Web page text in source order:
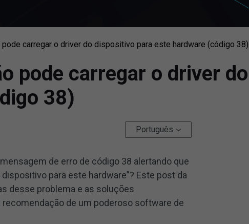
carregar o driver do dispositivo para este hardware (código 38)
pode carregar o driver
38)
Português
de erro de código 38 alertando que
para este hardware”? Este post da
desse problema e as soluções
de um poderoso software de